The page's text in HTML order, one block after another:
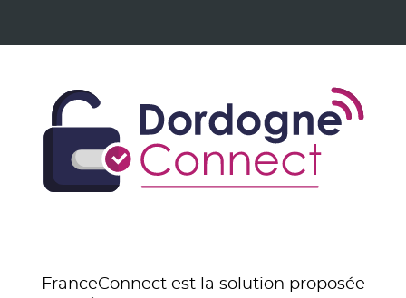
FranceConnect est la solution proposée